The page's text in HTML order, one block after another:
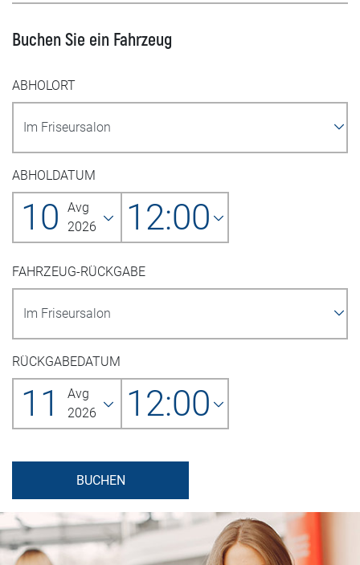
Buchen Sie ein Fahrzeug
ABHOLORT
ABHOLDATUM
10
Avg
2026
12:00
FAHRZEUG-RÜCKGABE
RÜCKGABEDATUM
11
Avg
2026
12:00
BUCHEN